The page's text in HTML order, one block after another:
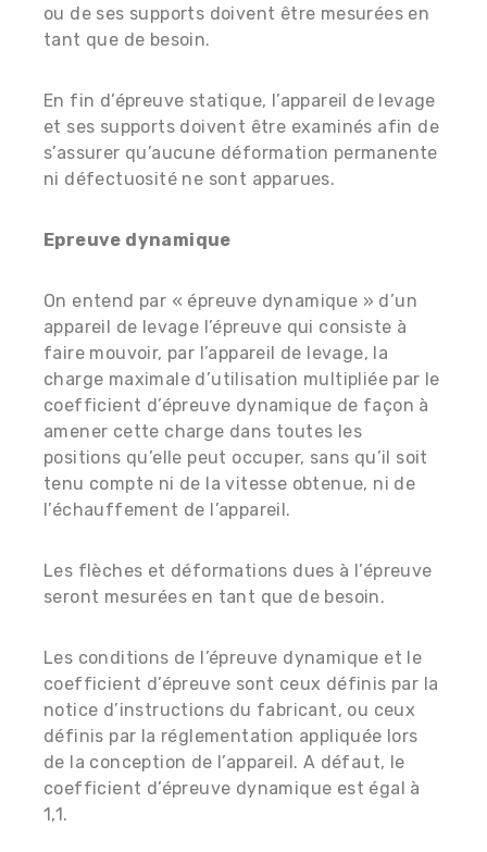
ou de ses supports doivent être mesurées en
tant que de besoin.
En fin d’épreuve statique, l’appareil de levage
et ses supports doivent être examinés afin de
s’assurer qu’aucune déformation permanente
ni défectuosité ne sont apparues.
Epreuve dynamique
On entend par « épreuve dynamique » d’un
appareil de levage l’épreuve qui consiste à
faire mouvoir, par l’appareil de levage, la
charge maximale d’utilisation multipliée par le
coefficient d’épreuve dynamique de façon à
amener cette charge dans toutes les
positions qu’elle peut occuper, sans qu’il soit
tenu compte ni de la vitesse obtenue, ni de
l’échauffement de l’appareil.
Les flèches et déformations dues à l’épreuve
seront mesurées en tant que de besoin.
Les conditions de l’épreuve dynamique et le
coefficient d’épreuve sont ceux définis par la
notice d’instructions du fabricant, ou ceux
définis par la réglementation appliquée lors
de la conception de l’appareil. A défaut, le
coefficient d’épreuve dynamique est égal à
1,1.